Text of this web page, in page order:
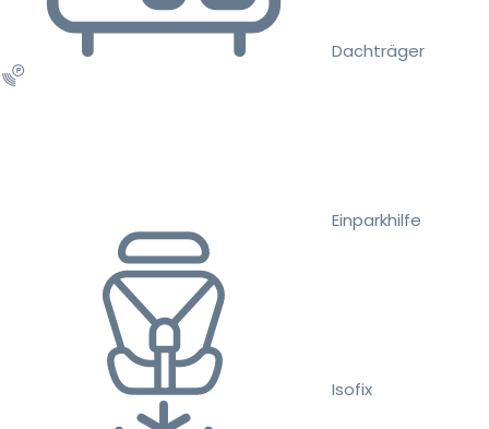
Dachträger
Einparkhilfe
Isofix